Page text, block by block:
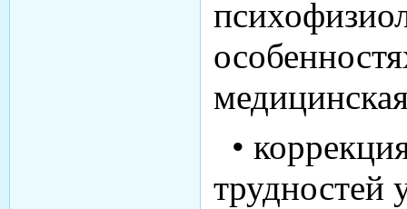
•
трудностей